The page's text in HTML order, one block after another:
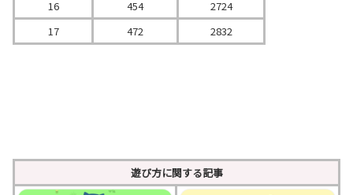
16
454
2724
17
472 2832
遊び方に関する記事